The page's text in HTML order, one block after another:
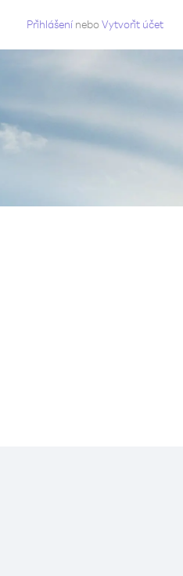
Přihlášení neboVytvořit účet